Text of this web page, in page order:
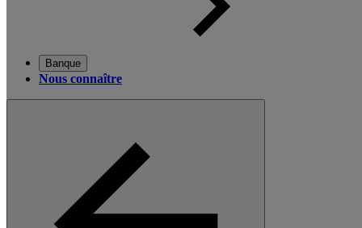
Banque
Nous connaître